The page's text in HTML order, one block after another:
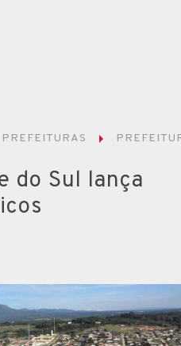
PREFEITURAS
do Sul lança